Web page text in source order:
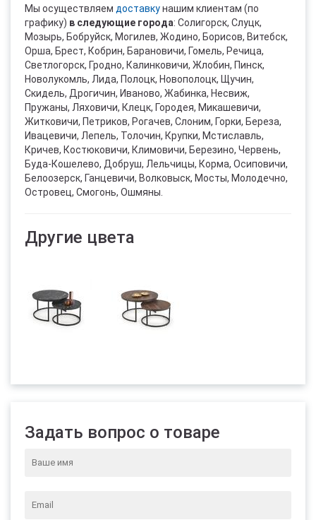
Мы осуществляем доставкунашим клиентам (по
графику) в следующие города: Солигорск, Слуцк,
Мозырь, Бобруйск, Могилев, Жодино, Борисов, Витебск,
Орша, Брест, Кобрин, Барановичи, Гомель, Речица,
Светлогорск, Гродно, Калинковичи, Жлобин, Пинск,
Новолукомль, Лида, Полоцк, Новополоцк, Щучин,
Скидель, Дрогичин, Иваново, Жабинка, Несвиж,
Пружаны, Ляховичи, Клецк, Городея, Микашевичи,
Житковичи, Петриков, Рогачев, Слоним, Горки, Береза,
Ивацевичи, Лепель, Толочин, Крупки, Мстиславль,
Кричев, Костюковичи, Климовичи, Березино, Червень,
Буда-Кошелево, Добруш, Лельчицы, Корма, Осиповичи,
Белоозерск, Ганцевичи, Волковыск, Мосты, Молодечно,
Островец, Смогонь, Ошмяны.
Другие цвета
Задать вопрос о товаре